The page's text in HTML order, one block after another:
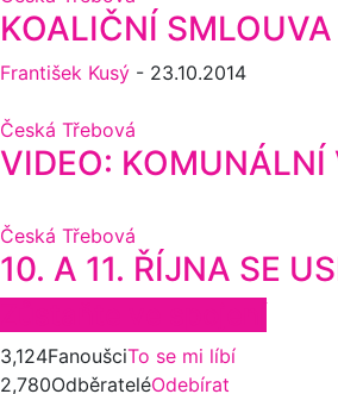
KOALIČNÍ
František Kusý - 23.10.2014
Česká Třebová
VIDEO: KOMUNÁLNÍ
Česká Třebová
10. A 11. ŘÍJNA SE
3,124FanoušciTo se mi líbí
2,780OdběrateléOdebírat